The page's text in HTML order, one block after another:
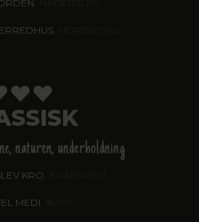
, NORDBORG
naturen, underholdning
KRO
MEDI